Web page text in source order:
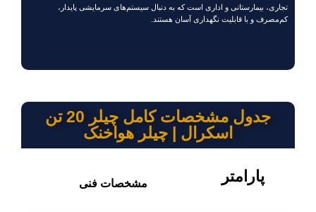
تجاری، بیمارستانی و اداری است که به دنبال سیستم‌های سرمایشی پایدار،
کم‌مصرف و با قابلیت نگهداری آسان هستند.
جدول مشخصات کامل چیلر 20 تن
اسکرال | چیلر هواخنک
پارامتر مشخصات فنی